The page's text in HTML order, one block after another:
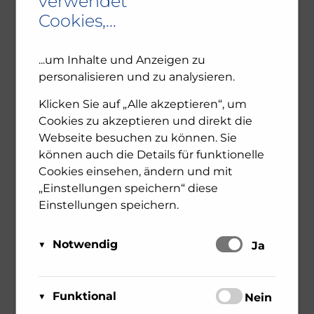
Hermann Nitsch
Hermann Nitsch. Leben und Arbeit. In diesem
Ausgabe erscheinen wird, habe ich in vielen
Gesprächen mit dem wichtigen
Cookies,...
...um Inhalte und Anzeigen zu
personalisieren und zu analysieren.
Klicken Sie auf „Alle akzeptieren“, um
Cookies zu akzeptieren und direkt die
Webseite besuchen zu können. Sie
können auch die Details für funktionelle
Cookies einsehen, ändern und mit
„Einstellungen speichern“ diese
Einstellungen speichern.
Notwendig Schalten
Ja
Diese Cookies sind für das Funktionieren der
Website erforderlich und können daher nicht
Matomo
Über Matomo, ehemals Piwik,
Funktional Schalten
Nein